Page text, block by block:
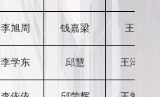
李旭周 钱嘉梁 王滢
李学东 邱慧 王泽睿